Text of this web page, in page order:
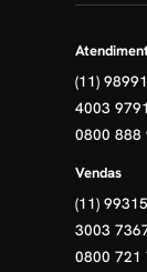
(11)
4003 9791
0800 888
Vendas
(11)
3003
0800 721